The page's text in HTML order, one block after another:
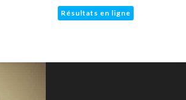
Résultats en ligne